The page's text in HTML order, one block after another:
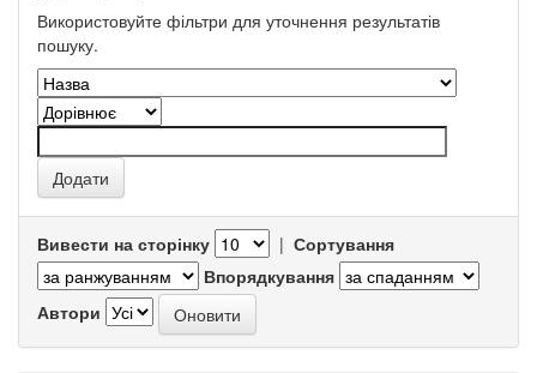
Використовуйте фільтри для уточнення результатів
пошуку.
Вивести на сторінку | Сортування
Впорядкування
Автори